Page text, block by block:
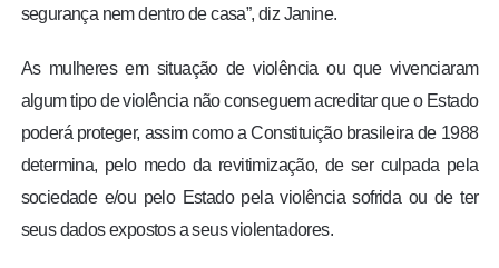
segurança nem dentro de casa”, diz Janine.
As mulheres em situação de violência ou que vivenciaram
algum tipo de violência não conseguem acreditar que o Estado
poderá proteger, assim como a Constituição brasileira de 1988
determina, pelo medo da revitimização, de ser culpada pela
sociedade e/ou pelo Estado pela violência sofrida ou de ter
seus dados expostos a seus violentadores.